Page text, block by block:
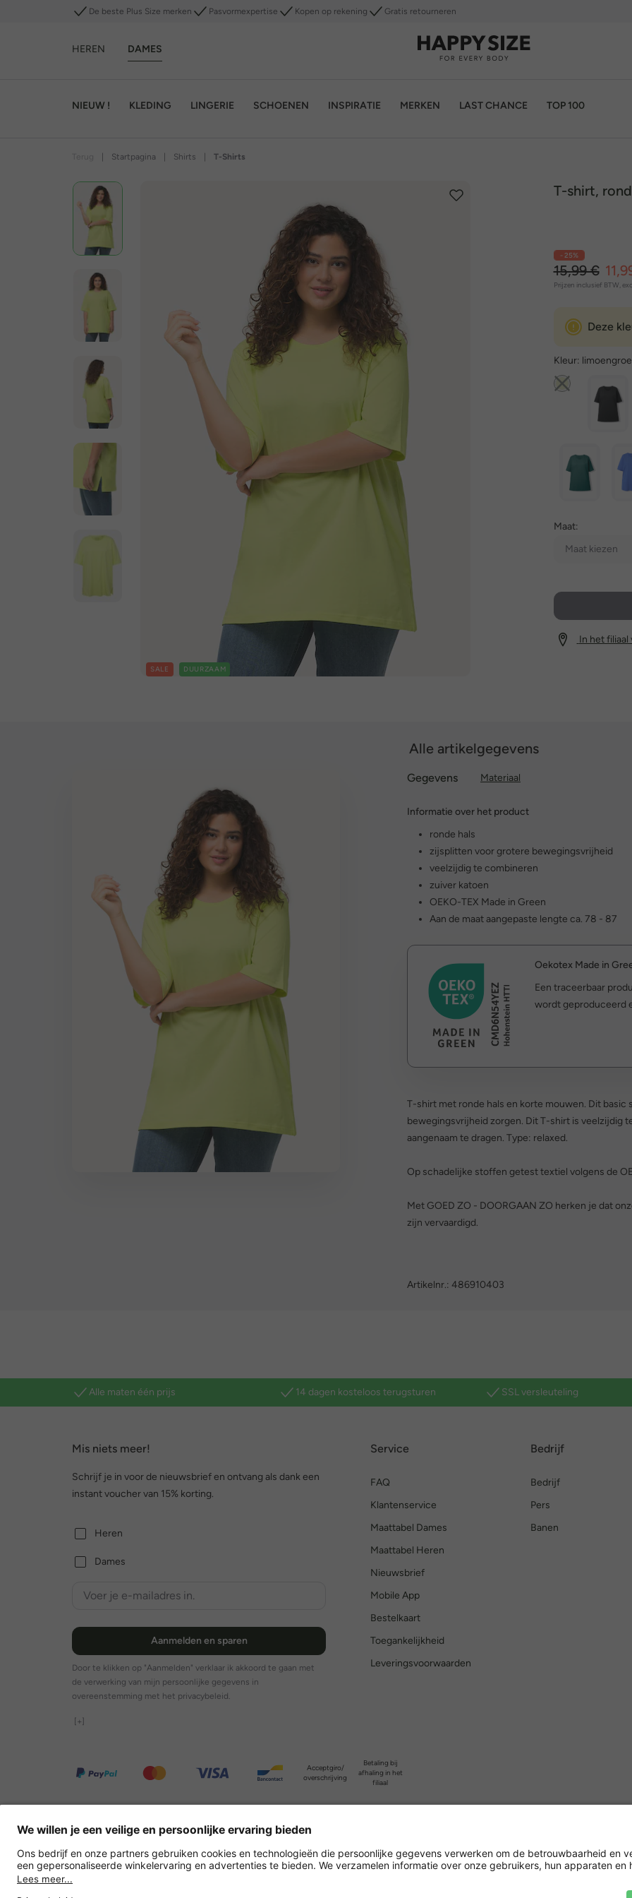
De beste Plus Size merken Pasvormexpertise Kopen op rekening Gratis retourneren
HEREN DAMES
NIEUW ! KLEDING LINGERIE SCHOENEN INSPIRATIE MERKEN LAST CHANCE TOP 100
Startpagina Shirts T-Shirts
SALE DUURZAAM
T-shirt,
- 25%
15,99 €
Prijzen inclusief BTW, excl.
Deze
Kleur:
Maat:
Maat kiezen
In het filiaal
Alle artikelgegevens
Gegevens Materiaal
Informatie over het product
ronde hals
zijsplitten voor grotere bewegingsvrijheid
veelzijdig te combineren
zuiver katoen
OEKO-TEX Made in Green
Aan de maat aangepaste lengte ca. 78 - 87
Oekotex Made in
Een traceerbaar
wordt geproduceerd
T-shirt met ronde hals en korte mouwen. Dit
bewegingsvrijheid zorgen. Dit T-shirt is veelzijdig
aangenaam te dragen. Type: relaxed.
Op schadelijke stoffen getest textiel volgens de
Met GOED ZO - DOORGAAN ZO herken je dat
zijn vervaardigd.
Artikelnr.: 486910403
Alle maten één prijs 14 dagen kosteloos terugsturen SSL versleuteling
Mis niets meer!
Schrijf je in voor de nieuwsbrief en ontvang als dank een
instant voucher van 15% korting.
Heren
Dames
Aanmelden en sparen
Door te klikken op "Aanmelden" verklaar ik akkoord te gaan met
de verwerking van mijn persoonlijke gegevens in
overeenstemming met het privacybeleid.
[+]
Service
FAQ
Klantenservice
Maattabel Dames
Maattabel Heren
Nieuwsbrief
Mobile App
Bestelkaart
Toegankelijkheid
Leveringsvoorwaarden
Bedrijf
Bedrijf
Pers
Banen
Acceptgiro/
overschrijving
Betaling bij
afhaling in het
filiaal
Overige webwinkels
België
Versleuteling met